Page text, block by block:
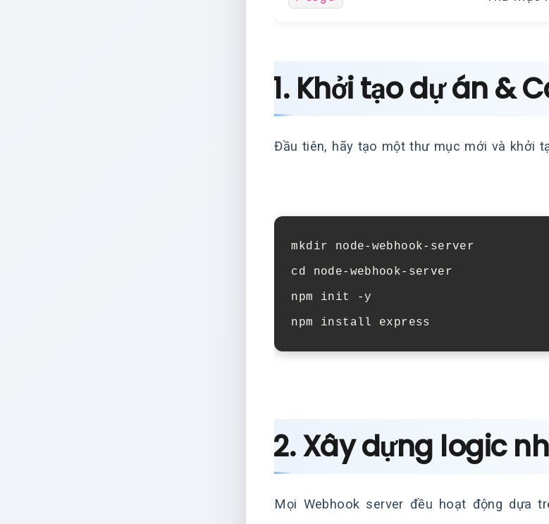
1. Khởi tạo dự án &
Đầu tiên, hãy tạo một thư mục mới và khởi
mkdir
cd
node-webhook-server
npm
init
-y
npm
install
2. Xây dựng logic
Mọi Webhook server đều hoạt động dựa